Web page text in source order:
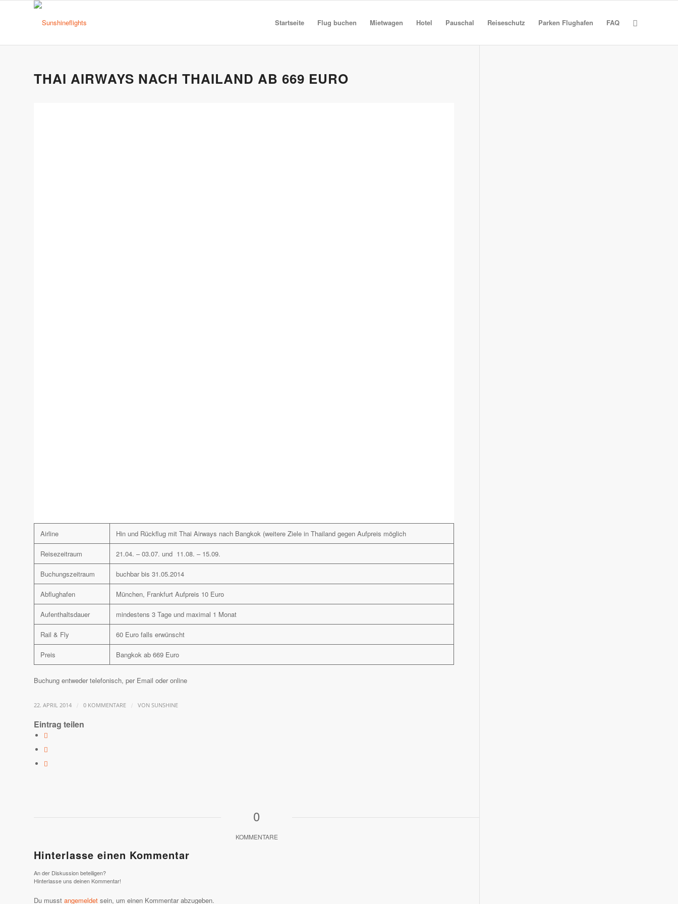
Startseite Flug buchen Mietwagen Hotel Pauschal Reiseschutz Parken Flughafen FAQ
THAI AIRWAYS NACH THAILAND AB 669 EURO
Airline Hin und Rückflug mit Thai Airways nach Bangkok (weitere Ziele in Thailand gegen Aufpreis möglich
Reisezeitraum 21.04. – 03.07. und 11.08. – 15.09.
Buchungszeitraum buchbar bis 31.05.2014
Abflughafen München, Frankfurt Aufpreis 10 Euro
Aufenthaltsdauer mindestens 3 Tage und maximal 1 Monat
Rail & Fly 60 Euro falls erwünscht
Preis Bangkok ab 669 Euro
Buchung entweder telefonisch, per Email oder online
22. APRIL 2014 / 0 KOMMENTARE / VON SUNSHINE
Eintrag teilen
0
KOMMENTARE
Hinterlasse einen Kommentar
An der Diskussion beteiligen?
Hinterlasse uns deinen Kommentar!
Du musst angemeldet sein, um einen Kommentar abzugeben.